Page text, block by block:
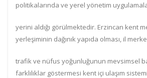
politikalarında ve yerel yönetim
yerini aldığı görülmektedir. Erzincan kent
yerleşiminin dağınık yapıda olması, il
trafik ve nüfus yoğunluğunun mevsimsel
farklılıklar göstermesi kent içi ulaşım